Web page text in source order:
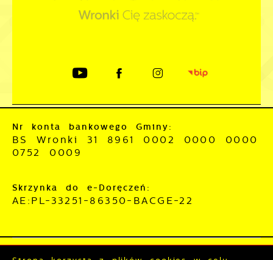
Nr konta bankowego Gminy:
BS Wronki 31 8961 0002 0000 0000
0752 0009
Skrzynka do e-Doręczeń:
AE:PL-33251-86350-BACGE-22
Mapa serwisu RSS